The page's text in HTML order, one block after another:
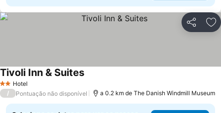
Partilhar
2 Estrelas
Hotel
Tivoli Inn & Suites
/ Pontuação não disponível a 0.2 km de The Danish Windmill Museum